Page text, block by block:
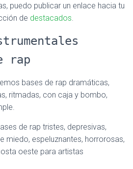
puedo publicar un enlace hacia tu
de destacados.
rap
bases de rap dramáticas,
ritmadas, con caja y bombo,
de rap tristes, depresivas,
miedo, espeluznantes, horrorosas,
oeste para artistas